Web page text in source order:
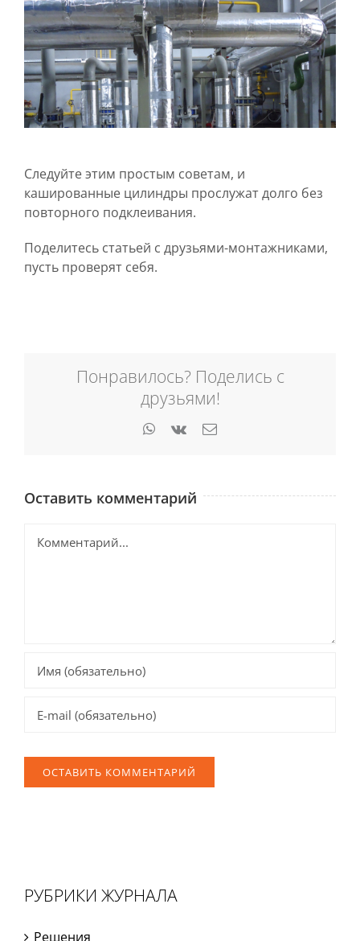
Следуйте этим простым советам, и
кашированные цилиндры прослужат долго без
повторного подклеивания.
Поделитесь статьей с друзьями-монтажниками,
пусть проверят себя.
Понравилось? Поделись с
друзьями!
WhatsApp
Vk Email
Оставить комментарий
РУБРИКИ ЖУРНАЛА
Решения